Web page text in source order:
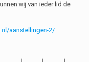
wij van ieder lid de
aanstellingen-2/